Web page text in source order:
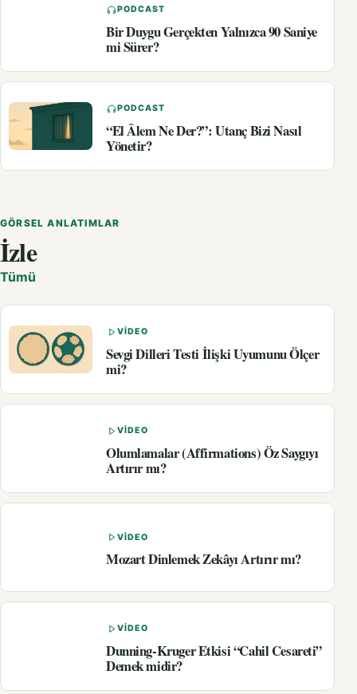
PODCAST
Bir Duygu Gerçekten Yalnızca 90 Saniye
mi Sürer?
PODCAST
“El Âlem Ne Der?”: Utanç Bizi Nasıl
Yönetir?
GÖRSEL ANLATIMLAR
İzle
Tümü
VIDEO
Sevgi Dilleri Testi İlişki Uyumunu Ölçer
mi?
VIDEO
Olumlamalar (Affirmations) Öz Saygıyı
Artırır mı?
VIDEO
Mozart Dinlemek Zekâyı Artırır mı?
VIDEO
Dunning-Kruger Etkisi “Cahil Cesareti”
Demek midir?